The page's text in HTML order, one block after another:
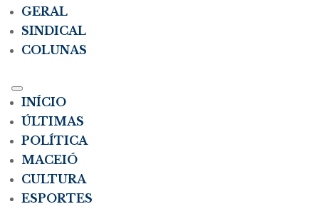
GERAL
SINDICAL
COLUNAS
INÍCIO
ÚLTIMAS
POLÍTICA
MACEIÓ
CULTURA
ESPORTES